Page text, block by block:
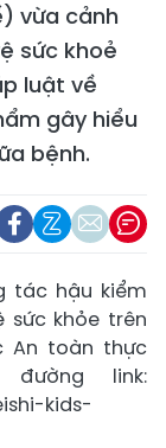
vừa cảnh
sức khoẻ
luật về
gây hiểu
bệnh.
tác hậu kiểm
khỏe trên
An toàn thực
link:
kids-